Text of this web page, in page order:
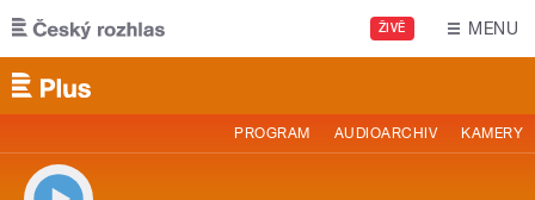
Přejít k hlavnímu obsahu
ŽIVĚ MENU
PROGRAM AUDIOARCHIV KAMERY